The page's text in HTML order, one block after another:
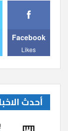
Facebook
Likes
أحدث